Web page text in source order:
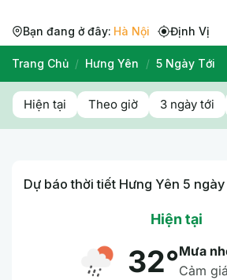
Bạn đang ở đây: Hà Nội Định Vị
Trang Chủ / Hưng Yên / 5 Ngày Tới
Hiện tại Theo giờ 3 ngày tới
Dự báo thời tiết Hưng Yên 5 ngày
Hiện tại
32°Mưa
Cảm